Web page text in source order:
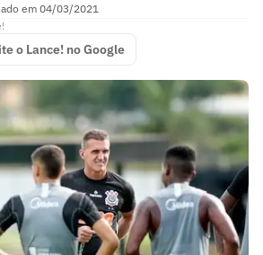
em 04/03/2021
o Lance! no Google